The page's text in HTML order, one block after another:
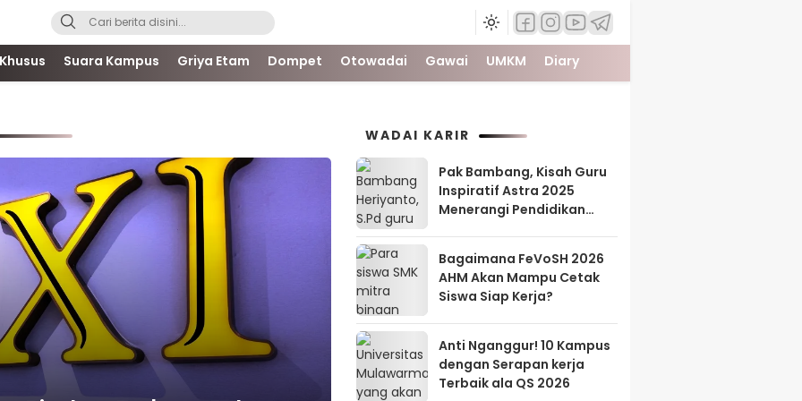
Suara Kampus Griya Etam Dompet Otowadai Gawai UMKM Diary
WADAI KARIR
Pak Bambang, Kisah Guru
Inspiratif Astra 2025
Menerangi Pendidikan
Bagaimana FeVoSH 2026
AHM Akan Mampu Cetak
Siswa Siap Kerja?
Anti Nganggur! 10 Kampus
dengan Serapan kerja
Terbaik ala QS 2026